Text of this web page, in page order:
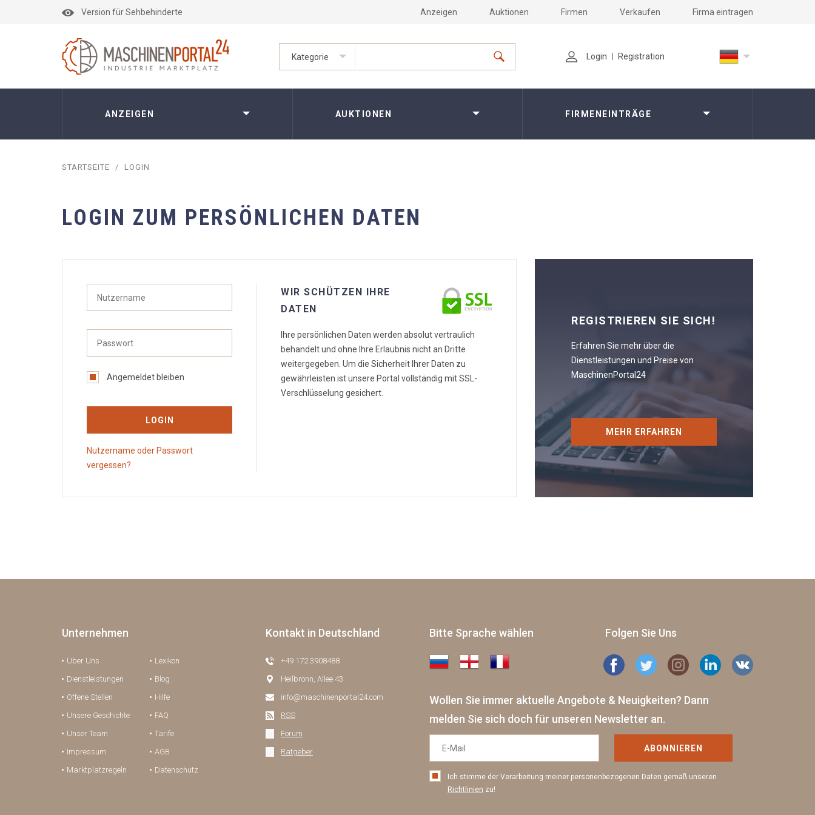
Version für Sehbehinderte Anzeigen Auktionen Firmen Verkaufen Firma eintragen
Kategorie Login Registration
ANZEIGEN AUKTIONEN FIRMENEINTRÄGE
STARTSEITE / LOGIN
LOGIN ZUM PERSÖNLICHEN DATEN
Angemeldet bleiben
LOGIN
Nutzername oder Passwort
vergessen?
WIR SCHÜTZEN IHRE
DATEN
Ihre persönlichen Daten werden absolut vertraulich
behandelt und ohne Ihre Erlaubnis nicht an Dritte
weitergegeben. Um die Sicherheit Ihrer Daten zu
gewährleisten ist unsere Portal vollständig mit SSL-
Verschlüsselung gesichert.
REGISTRIEREN SIE SICH!
Erfahren Sie mehr über die
Dienstleistungen und Preise von
MaschinenPortal24
MEHR ERFAHREN
Unternehmen
Über Uns
Dienstleistungen
Offene Stellen
Unsere Geschichte
Unser Team
Impressum
Marktplatzregeln
Lexikon
Blog
Hilfe
FAQ
Tarife
AGB
Datenschutz
Kontakt in Deutschland
+49 172 3908488
Heilbronn, Allee 43
info@maschinenportal24.сom
RSS
Forum
Ratgeber
Bitte Sprache wählen Folgen Sie Uns
Wollen Sie immer aktuelle Angebote & Neuigkeiten? Dann
melden Sie sich doch für unseren Newsletter an.
ABONNIEREN
Ich stimme der Verarbeitung meiner personenbezogenen Daten gemäß unseren
Richtlinien zu!